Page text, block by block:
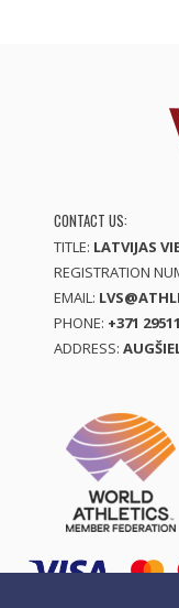
CONTACT US:
TITLE: LATVIJAS
REGISTRATION
EMAIL:
PHONE: +371
ADDRESS: